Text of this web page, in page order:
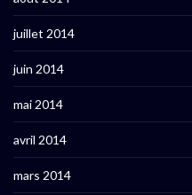
juillet 2014
juin 2014
mai 2014
avril 2014
mars 2014